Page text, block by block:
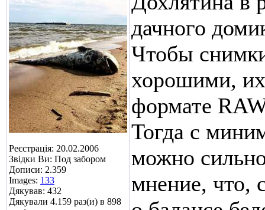
Реєстрація: 20.02.2006
Звідки Ви: Под забором
Дописи: 2.359
Images: 133
Дякував: 432
Дякували 4.159 раз(и) в 898
дачного
Чтобы
хорошими, их
формате
Тогда с
можно
мнение, что,